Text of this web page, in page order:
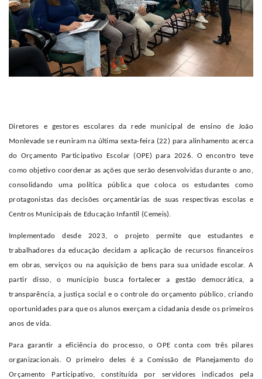
Diretores e gestores escolares da rede municipal de ensino de João
Monlevade se reuniram na última sexta-feira (22) para alinhamento acerca
do Orçamento Participativo Escolar (OPE) para 2026. O encontro teve
como objetivo coordenar as ações que serão desenvolvidas durante o ano,
consolidando uma política pública que coloca os estudantes como
protagonistas das decisões orçamentárias de suas respectivas escolas e
Centros Municipais de Educação Infantil (Cemeis).
Implementado desde 2023, o projeto permite que estudantes e
trabalhadores da educação decidam a aplicação de recursos financeiros
em obras, serviços ou na aquisição de bens para sua unidade escolar. A
partir disso, o município busca fortalecer a gestão democrática, a
transparência, a justiça social e o controle do orçamento público, criando
oportunidades para que os alunos exerçam a cidadania desde os primeiros
anos de vida.
Para garantir a eficiência do processo, o OPE conta com três pilares
organizacionais. O primeiro deles é a Comissão de Planejamento do
Orçamento Participativo, constituída por servidores indicados pela